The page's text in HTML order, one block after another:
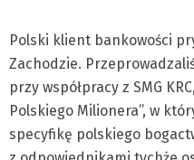
Polski klient bankowości
Zachodzie.
przy współpracy z SMG
Polskiego Milionera”, w
specyfikę polskiego